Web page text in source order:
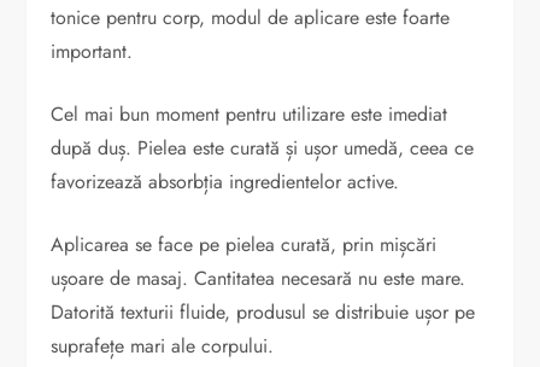
tonice pentru corp, modul de aplicare este foarte
important.
Cel mai bun moment pentru utilizare este imediat
după duș. Pielea este curată și ușor umedă, ceea ce
favorizează absorbția ingredientelor active.
Aplicarea se face pe pielea curată, prin mișcări
ușoare de masaj. Cantitatea necesară nu este mare.
Datorită texturii fluide, produsul se distribuie ușor pe
suprafețe mari ale corpului.